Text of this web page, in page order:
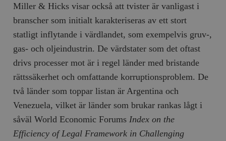
Miller & Hicks visar också att tvister är vanligast i
branscher som initialt karakteriseras av ett stort
statligt inflytande i värdlandet, som exempelvis gruv-,
gas- och oljeindustrin. De värdstater som det oftast
drivs processer mot är i regel länder med bristande
rättssäkerhet och omfattande korruptionsproblem. De
två länder som toppar listan är Argentina och
Venezuela, vilket är länder som brukar rankas lågt i
såväl World Economic Forums Index on the
Efficiency of Legal Framework in Challenging